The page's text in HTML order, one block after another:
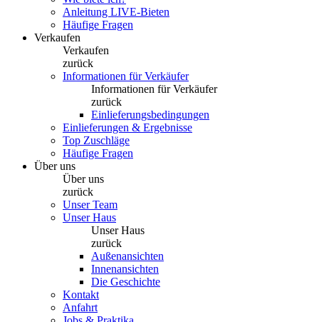
Anleitung LIVE-Bieten
Häufige Fragen
Verkaufen
Verkaufen
zurück
Informationen für Verkäufer
Informationen für Verkäufer
zurück
Einlieferungsbedingungen
Einlieferungen & Ergebnisse
Top Zuschläge
Häufige Fragen
Über uns
Über uns
zurück
Unser Team
Unser Haus
Unser Haus
zurück
Außenansichten
Innenansichten
Die Geschichte
Kontakt
Anfahrt